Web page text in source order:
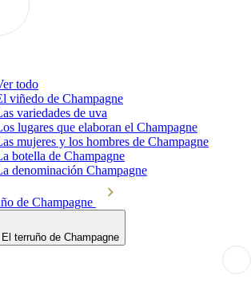
todo
viñedo de Champagne
variedades de uva
lugares que elaboran el Champagne
mujeres y los hombres de Champagne
botella de Champagne
denominación Champagne
de Champagne
El terruño de Champagne